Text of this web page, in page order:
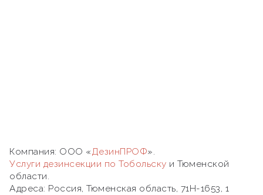
Компания: ООО «ДезинПРОФ».
Услуги дезинсекции по Тобольску и Тюменской
области.
Адреса: Россия, Тюменская область, 71Н-1653, 1